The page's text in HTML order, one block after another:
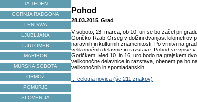
TA TEDEN
GORNJA RADGONA
LENDAVA
LJUBLJANA
LJUTOMER
MARIBOR
MURSKA SOBOTA
ORMOŽ
POMURJE
SLOVENIJA
Pohod
28.03.2015, Grad
V soboto, 28. marca, ob 10. uri se bo začel pri
Goričko-Raab-Orseg v dolžini dvanjast kilometrov
naravnih in kulturnih znamenitosti. Po vrnitvi na
velikonočnih delavnic in razstave. Pohod se vpiše
Goričkem. Med 10. in 16. uro bodo na grajskem
velikonočne delavnice in razstava, obenem pa bo
velikonočnih in spomladanskih ...
... celotna novica (še 211 znakov)